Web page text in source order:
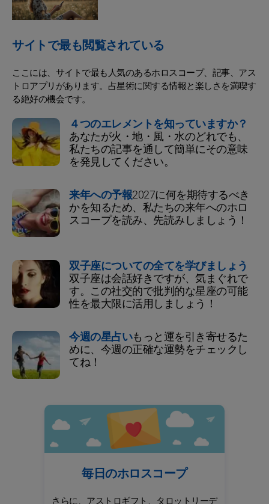
サイトで最も閲覧されている
ここには、サイトで最も人気のあるホロスコープ、記事、アス
トロアプリがあります。占星術に関する情報と楽しさを満喫す
る絶好の機会です。
４つのエレメントを知っていますか？
あなたが火・地・風・水のどれでも、
私たちの記事を通して簡単にその意味
を発見してください。
来年への予報2027に何を期待するべき
かを知るため、私たちの来年へのホロ
スコープを読み、先読みしましょう！
双子座についての全てを学びましょう
双子座は会話好きですが、気まぐれで
す。この社交的で批判的な星座の可能
性を最大限に活用しましょう！
今週の星占いもっと運を引き寄せるた
めに、今週の正確な運勢をチェックし
てね！
毎日のホロスコープ
さらに、アストロギフト、タロットリーデ